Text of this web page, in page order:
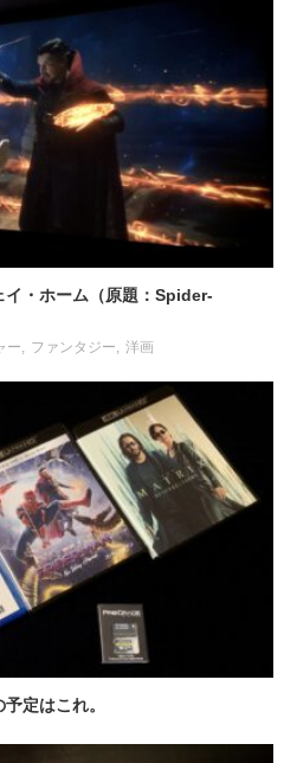
イ・ホーム（原題：Spider-
ー ファンタジー 洋画
定はこれ。